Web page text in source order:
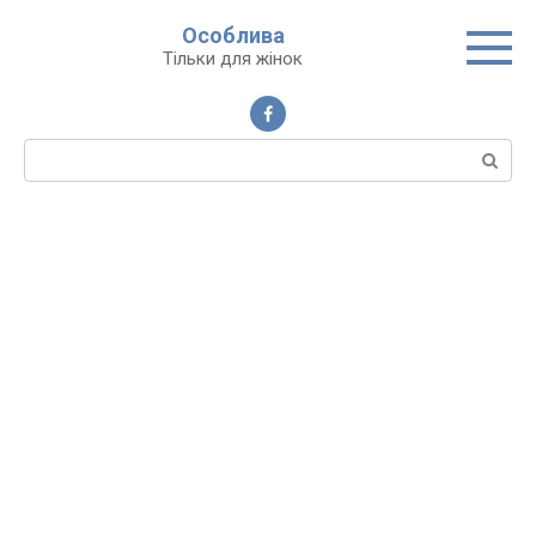
Особлива
Тільки для жінок
Пошук: